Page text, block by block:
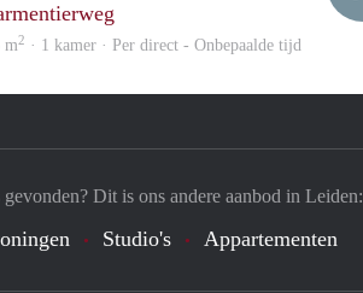
m2 · 1 kamer · Per direct - Onbepaalde tijd
Dit is ons andere aanbod in Leiden:
Studio's Appartementen